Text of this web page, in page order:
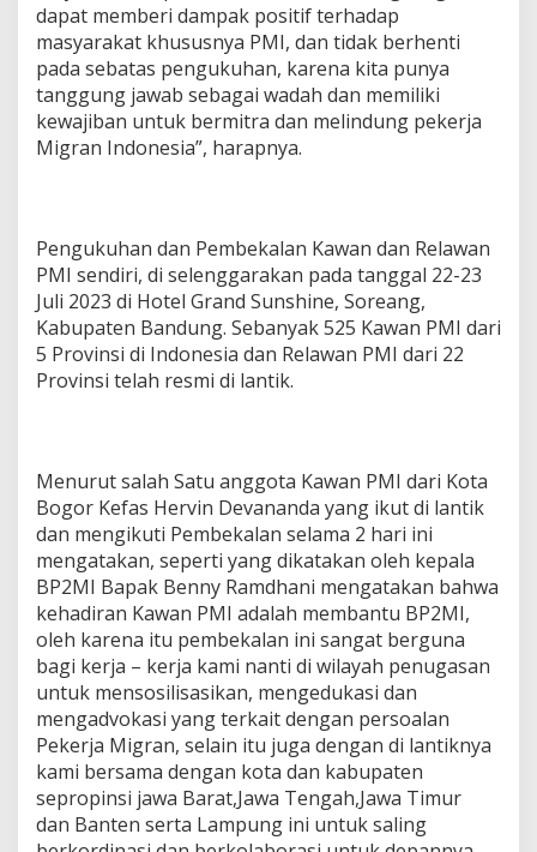
dapat memberi dampak positif terhadap
masyarakat khususnya PMI, dan tidak berhenti
pada sebatas pengukuhan, karena kita punya
tanggung jawab sebagai wadah dan memiliki
kewajiban untuk bermitra dan melindung pekerja
Migran Indonesia”, harapnya.
Pengukuhan dan Pembekalan Kawan dan Relawan
PMI sendiri, di selenggarakan pada tanggal 22-23
Juli 2023 di Hotel Grand Sunshine, Soreang,
Kabupaten Bandung. Sebanyak 525 Kawan PMI dari
5 Provinsi di Indonesia dan Relawan PMI dari 22
Provinsi telah resmi di lantik.
Menurut salah Satu anggota Kawan PMI dari Kota
Bogor Kefas Hervin Devananda yang ikut di lantik
dan mengikuti Pembekalan selama 2 hari ini
mengatakan, seperti yang dikatakan oleh kepala
BP2MI Bapak Benny Ramdhani mengatakan bahwa
kehadiran Kawan PMI adalah membantu BP2MI,
oleh karena itu pembekalan ini sangat berguna
bagi kerja – kerja kami nanti di wilayah penugasan
untuk mensosilisasikan, mengedukasi dan
mengadvokasi yang terkait dengan persoalan
Pekerja Migran, selain itu juga dengan di lantiknya
kami bersama dengan kota dan kabupaten
sepropinsi jawa Barat,Jawa Tengah,Jawa Timur
dan Banten serta Lampung ini untuk saling